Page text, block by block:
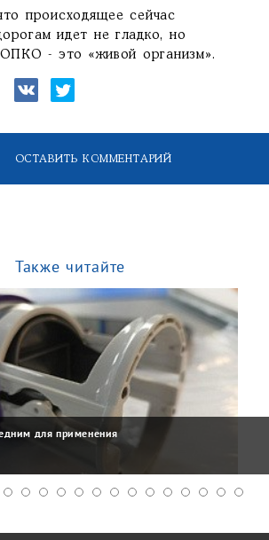
происходящее сейчас
идет не гладко, но
ОПКО - это «живой организм».
ОСТАВИТЬ КОММЕНТАРИЙ
Также читайте
для применения